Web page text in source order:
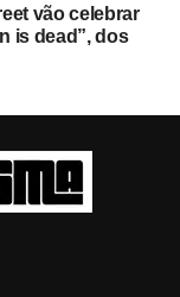
vão celebrar
is dead”, dos